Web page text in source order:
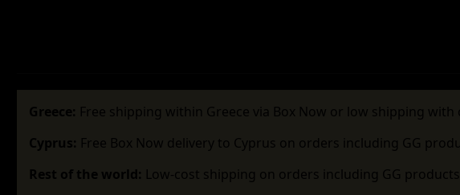
Greece: Free shipping within Greece via Box Now or low shipping
Cyprus: Free Box Now delivery to Cyprus on orders including GG
Rest of the world: Low-cost shipping on orders including GG